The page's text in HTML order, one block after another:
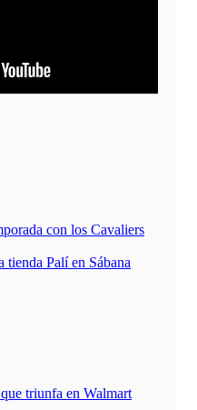
2022
con los Cavaliers
tienda Palí en Sábana
triunfa en Walmart